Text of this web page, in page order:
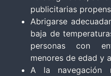
publicitarias
Abrigarse
baja de
personas con
menores de edad y
A la navegación